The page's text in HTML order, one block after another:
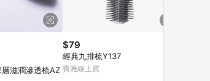
層滋潤滲透梳AZ
$79
經典九排梳Y137
寶雅線上買